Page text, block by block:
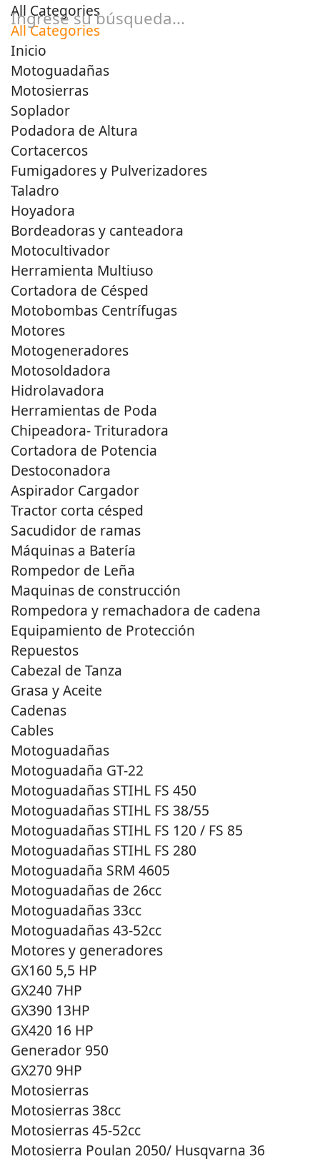
All Categories
All Categories
Inicio
Motoguadañas
Motosierras
Soplador
Podadora de Altura
Cortacercos
Fumigadores y Pulverizadores
Taladro
Hoyadora
Bordeadoras y canteadora
Motocultivador
Herramienta Multiuso
Cortadora de Césped
Motobombas Centrífugas
Motores
Motogeneradores
Motosoldadora
Hidrolavadora
Herramientas de Poda
Chipeadora- Trituradora
Cortadora de Potencia
Destoconadora
Aspirador Cargador
Tractor corta césped
Sacudidor de ramas
Máquinas a Batería
Rompedor de Leña
Maquinas de construcción
Rompedora y remachadora de cadena
Equipamiento de Protección
Repuestos
Cabezal de Tanza
Grasa y Aceite
Cadenas
Cables
Motoguadañas
Motoguadaña GT-22
Motoguadañas STIHL FS 450
Motoguadañas STIHL FS 38/55
Motoguadañas STIHL FS 120 / FS 85
Motoguadañas STIHL FS 280
Motoguadaña SRM 4605
Motoguadañas de 26cc
Motoguadañas 33cc
Motoguadañas 43-52cc
Motores y generadores
GX160 5,5 HP
GX240 7HP
GX390 13HP
GX420 16 HP
Generador 950
GX270 9HP
Motosierras
Motosierras 38cc
Motosierras 45-52cc
Motosierra Poulan 2050/ Husqvarna 36
Ingrese su búsqueda...